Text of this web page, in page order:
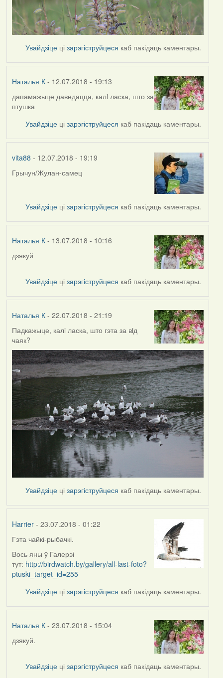
Увайдзіце цізарэгіструйцеся каб пакідаць каментары.
Наталья К- 12.07.2018 - 19:13
дапамажыце даведацца, калi ласка, што за
птушка
Увайдзіце цізарэгіструйцеся каб пакідаць каментары.
vita88 - 12.07.2018 - 19:19
Грычун/Жулан-самец
Увайдзіце цізарэгіструйцеся каб пакідаць каментары.
Наталья К- 13.07.2018 - 10:16
дзякуй
Увайдзіце цізарэгіструйцеся каб пакідаць каментары.
Наталья К- 22.07.2018 - 21:19
Падкажыце, калi ласка, што гэта за вiд
чаяк?
Увайдзіце цізарэгіструйцеся каб пакідаць каментары.
Harrier- 23.07.2018 - 01:22
In
reply
to
by
Гэта чайкі-рыбачкі.
Вось яны ў Галерэі
тут: http://birdwatch.by/gallery/all-last-foto?
ptuski_target_id=255
Увайдзіце цізарэгіструйцеся каб пакідаць каментары.
Наталья К- 23.07.2018 - 15:04
In
дзякуй.
Увайдзіце цізарэгіструйцеся каб пакідаць каментары.